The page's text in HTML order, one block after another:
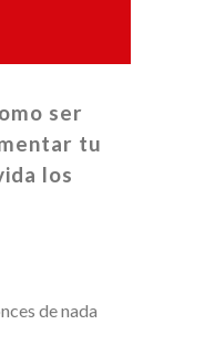
ser
tu
los
de nada